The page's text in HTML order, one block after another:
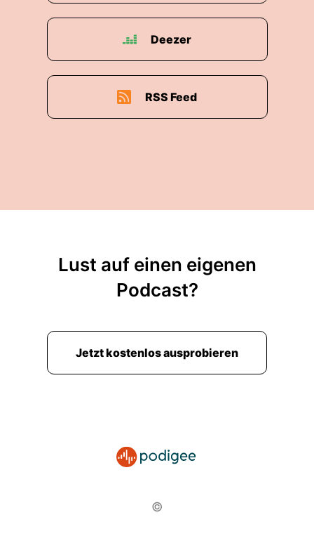
Deezer
RSS Feed
Lust auf einen eigenen
Podcast?
Jetzt kostenlos ausprobieren
©